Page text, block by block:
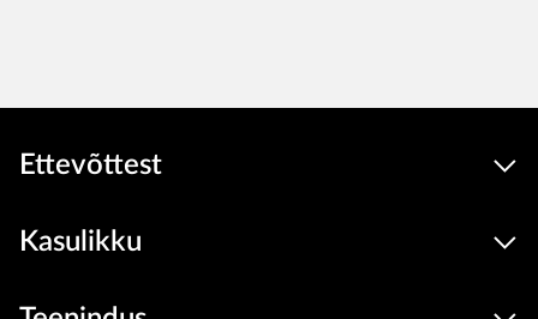
Ettevõttest
Kasulikku